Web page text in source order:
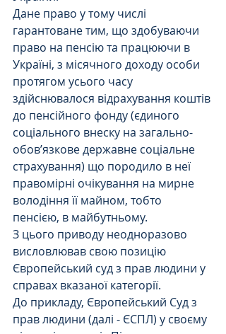
Дане право у тому числі
гарантоване тим, що здобуваючи
право на пенсію та працюючи в
Україні, з місячного доходу особи
протягом усього часу
здійснювалося відрахування коштів
до пенсійного фонду (єдиного
соціального внеску на загально-
обов’язкове державне соціальне
страхування) що породило в неї
правомірні очікування на мирне
володіння її майном, тобто
пенсією, в майбутньому.
З цього приводу неодноразово
висловлював свою позицію
Європейський суд з прав людини у
справах вказаної категорії.
До прикладу, Європейський Суд з
прав людини (далі - ЄСПЛ) у своєму